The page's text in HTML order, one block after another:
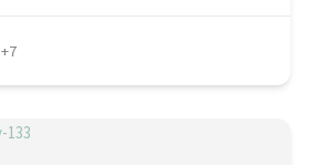
+7